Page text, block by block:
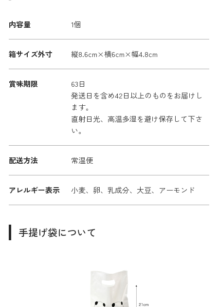
内容量 1個
箱サイズ外寸 縦8.6cm×横6cm×幅4.8cm
賞味期限
63日
発送日を含め42日以上のものをお届けし
ます。
直射日光、高温多湿を避け保存して下さ
い。
配送方法 常温便
アレルギー表示 小麦、卵、乳成分、大豆、アーモンド
手提げ袋について